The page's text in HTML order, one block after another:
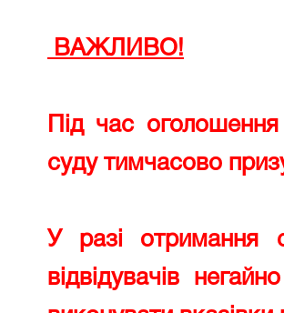
ВАЖЛИВО!
Під час
суду тимчасово
У разі отримання
відвідувачів